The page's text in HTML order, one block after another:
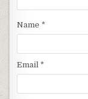
Name *
Email *